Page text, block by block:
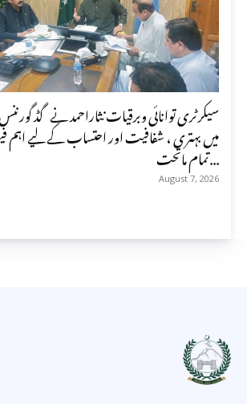
سیکرٹری توانائی وبرقیات نثاراحمد نے گڈ
میں بہتری ، شفافیت اور احتساب کے لیے
تمام ماتحت...
August 7, 2026